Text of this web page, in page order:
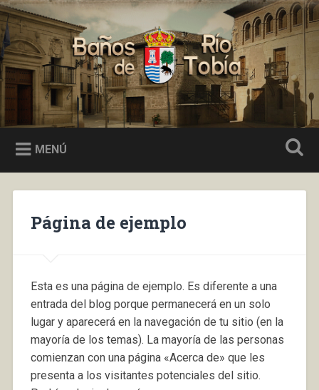
Saltar
al
contenido
Buscar
Baños de Río Tobía
MENÚ
Página de ejemplo
Esta es una página de ejemplo. Es diferente a una
entrada del blog porque permanecerá en un solo
lugar y aparecerá en la navegación de tu sitio (en la
mayoría de los temas). La mayoría de las personas
comienzan con una página «Acerca de» que les
presenta a los visitantes potenciales del sitio.